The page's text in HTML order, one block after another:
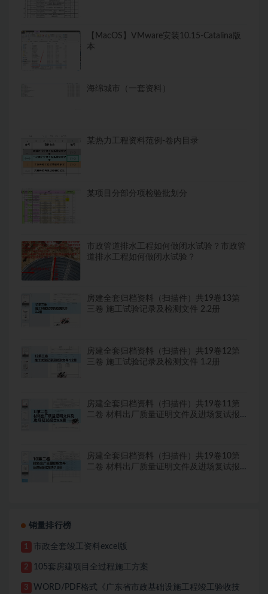
【MacOS】VMware安装10.15-Catalina版
本
海绵城市（一套资料）
某热力工程资料范例-卷内目录
某项目分部分项检验批划分
市政管道排水工程如何做闭水试验？市政管
道排水工程如何做闭水试验？
房建全套归档资料（扫描件）共19卷13第
三卷 施工试验记录及检测文件 2.2册
房建全套归档资料（扫描件）共19卷12第
三卷 施工试验记录及检测文件 1.2册
房建全套归档资料（扫描件）共19卷11第
二卷 材料出厂质量证明文件及进场复试报
房建全套归档资料（扫描件）共19卷10第
二卷 材料出厂质量证明文件及进场复试报
销量排行榜
1 市政全套竣工资料excel版
2 105套房建项目全过程施工方案
3 WORD/PDF格式《广东省市政基础设施工程竣工验收技